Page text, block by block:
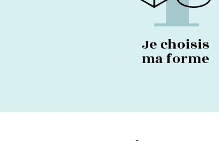
Je choisis
ma forme